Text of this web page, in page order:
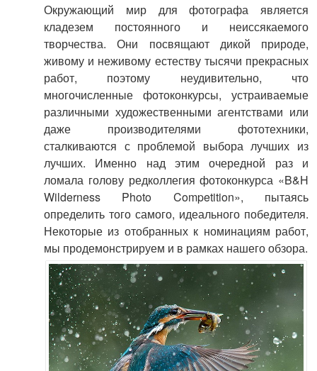
Окружающий мир для фотографа является
кладезем постоянного и неиссякаемого
творчества. Они посвящают дикой природе,
живому и неживому естеству тысячи прекрасных
работ, поэтому неудивительно, что
многочисленные фотоконкурсы, устраиваемые
различными художественными агентствами или
даже производителями фототехники,
сталкиваются с проблемой выбора лучших из
лучших. Именно над этим очередной раз и
ломала голову редколлегия фотоконкурса «B&H
Wilderness Photo Competition», пытаясь
определить того самого, идеального победителя.
Некоторые из отобранных к номинациям работ,
мы продемонстрируем и в рамках нашего обзора.